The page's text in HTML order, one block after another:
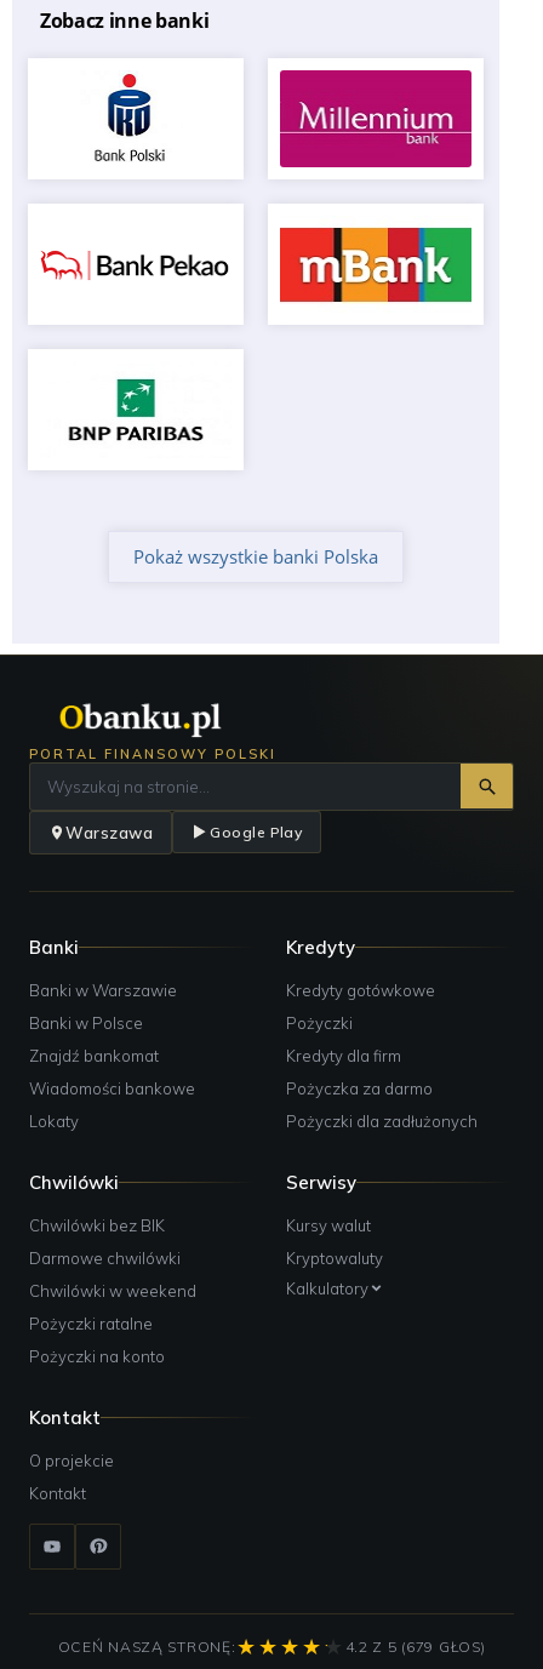
Zobacz inne banki
Pokaż wszystkie banki Polska
PORTAL FINANSOWY POLSKI
Warszawa Google Play
Banki
Banki w Warszawie
Banki w Polsce
Znajdź bankomat
Wiadomości bankowe
Lokaty
Kredyty
Kredyty gotówkowe
Pożyczki
Kredyty dla firm
Pożyczka za darmo
Pożyczki dla zadłużonych
Chwilówki
Chwilówki bez BIK
Darmowe chwilówki
Chwilówki w weekend
Pożyczki ratalne
Pożyczki na konto
Serwisy
Kursy walut
Kryptowaluty
Kalkulatory
Kontakt
O projekcie
Kontakt
OCEŃ NASZĄ STRONĘ: 4.2 Z 5 (679 GŁOS)